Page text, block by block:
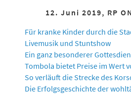
12. Juni 2019, RP
Für kranke Kinder durch die
Livemusik und Stuntshow
Ein ganz besonderer
Tombola bietet Preise im Wert
So verläuft die Strecke des
Die Erfolgsgeschichte der